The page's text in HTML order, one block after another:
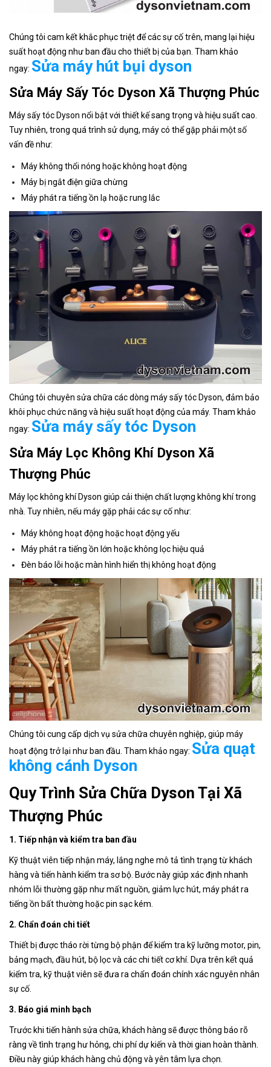
Chúng tôi cam kết khắc phục triệt để các sự cố trên, mang lại hiệu
suất hoạt động như ban đầu cho thiết bị của bạn. Tham khảo
ngay: Sửa máy hút bụi dyson
Sửa Máy Sấy Tóc Dyson Xã Thượng Phúc
Máy sấy tóc Dyson nổi bật với thiết kế sang trọng và hiệu suất cao.
Tuy nhiên, trong quá trình sử dụng, máy có thể gặp phải một số
vấn đề như:
Máy không thổi nóng hoặc không hoạt động
Máy bị ngắt điện giữa chừng
Máy phát ra tiếng ồn lạ hoặc rung lắc
Chúng tôi chuyên sửa chữa các dòng máy sấy tóc Dyson, đảm bảo
khôi phục chức năng và hiệu suất hoạt động của máy. Tham khảo
ngay: Sửa máy sấy tóc Dyson
Sửa Máy Lọc Không Khí Dyson Xã
Thượng Phúc
Máy lọc không khí Dyson giúp cải thiện chất lượng không khí trong
nhà. Tuy nhiên, nếu máy gặp phải các sự cố như:
Máy không hoạt động hoặc hoạt động yếu
Máy phát ra tiếng ồn lớn hoặc không lọc hiệu quả
Đèn báo lỗi hoặc màn hình hiển thị không hoạt động
Chúng tôi cung cấp dịch vụ sửa chữa chuyên nghiệp, giúp máy
hoạt động trở lại như ban đầu. Tham khảo ngay: Sửa quạt
không cánh Dyson
Quy Trình Sửa Chữa Dyson Tại Xã
Thượng Phúc
1. Tiếp nhận và kiểm tra ban đầu
Kỹ thuật viên tiếp nhận máy, lắng nghe mô tả tình trạng từ khách
hàng và tiến hành kiểm tra sơ bộ. Bước này giúp xác định nhanh
nhóm lỗi thường gặp như mất nguồn, giảm lực hút, máy phát ra
tiếng ồn bất thường hoặc pin sạc kém.
2. Chẩn đoán chi tiết
Thiết bị được tháo rời từng bộ phận để kiểm tra kỹ lưỡng motor, pin,
bảng mạch, đầu hút, bộ lọc và các chi tiết cơ khí. Dựa trên kết quả
kiểm tra, kỹ thuật viên sẽ đưa ra chẩn đoán chính xác nguyên nhân
sự cố.
3. Báo giá minh bạch
Trước khi tiến hành sửa chữa, khách hàng sẽ được thông báo rõ
ràng về tình trạng hư hỏng, chi phí dự kiến và thời gian hoàn thành.
Điều này giúp khách hàng chủ động và yên tâm lựa chọn.